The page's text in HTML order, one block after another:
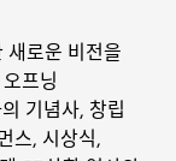
새로운 비전을
프닝
기념사, 창립
스, 시상식,